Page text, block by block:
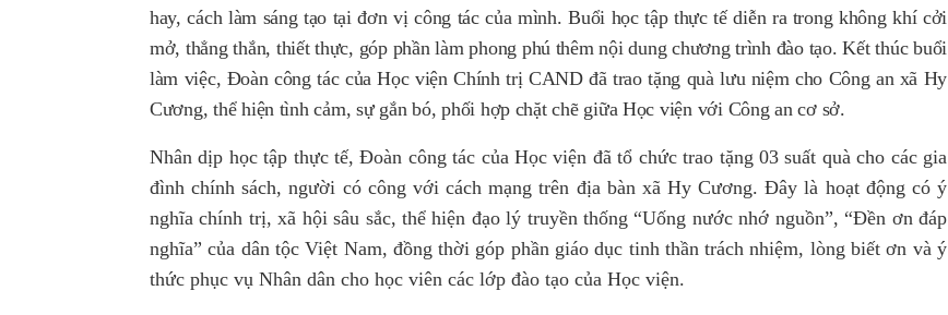
hay, cách làm sáng tạo tại đơn vị công tác của mình. Buổi học tập thực tế diễn ra trong không khí cởi
mở, thẳng thắn, thiết thực, góp phần làm phong phú thêm nội dung chương trình đào tạo. Kết thúc buổi
làm việc, Đoàn công tác của Học viện Chính trị CAND đã trao tặng quà lưu niệmcho Công an xã Hy
Cương, thể hiện tình cảm, sự gắn bó, phối hợp chặt chẽ giữa Học viện với Công an cơ sở.
Nhân dịp học tập thực tế, Đoàn công tác của Học viện đã tổ chức trao tặng 03 suất quàcho các gia
đình chính sách, người có công với cách mạng trên địa bàn xã Hy Cương. Đây là hoạt động có ý
nghĩa chính trị, xã hội sâu sắc, thể hiện đạo lý truyền thống “Uống nước nhớ nguồn”, “Đền ơn đáp
nghĩa” của dân tộc Việt Nam, đồng thời góp phần giáo dục tinh thần trách nhiệm, lòng biết ơn và ý
thức phục vụ Nhân dân cho học viên các lớp đào tạo của Học viện.